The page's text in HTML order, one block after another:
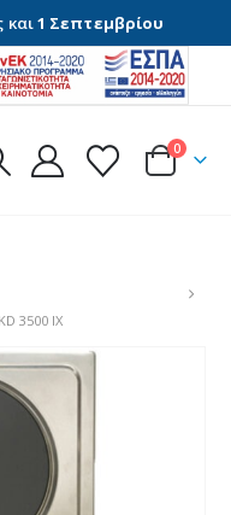
και1 Σεπτεμβρίου
0
3500 IX